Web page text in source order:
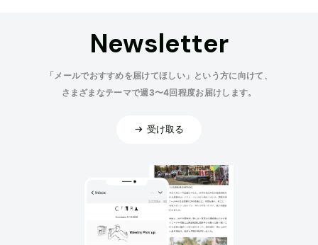
Newsletter
「メールでおすすめを届けてほしい」という方に向けて、
さまざまなテーマで週3〜4回程度お届けします。
受け取る